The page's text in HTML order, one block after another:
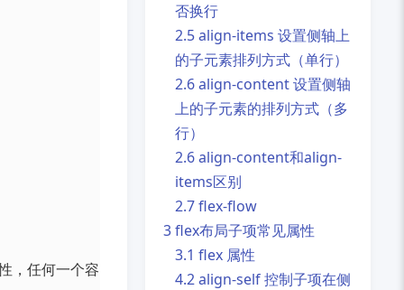
，任何一个容
否换行
2.5 align-items 设置侧轴上
的子元素排列方式（单行）
2.6 align-content 设置侧轴
上的子元素的排列方式（多
行）
2.6 align-content和align-
items区别
2.7 flex-flow
3 flex布局子项常见属性
3.1 flex 属性
4.2 align-self 控制子项在侧